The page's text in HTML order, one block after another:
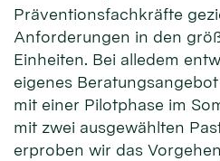
Präventionsfachkräfte
Anforderungen in den
Einheiten. Bei alledem
eigenes
mit einer Pilotphase im
mit zwei ausgewählten
erproben wir das